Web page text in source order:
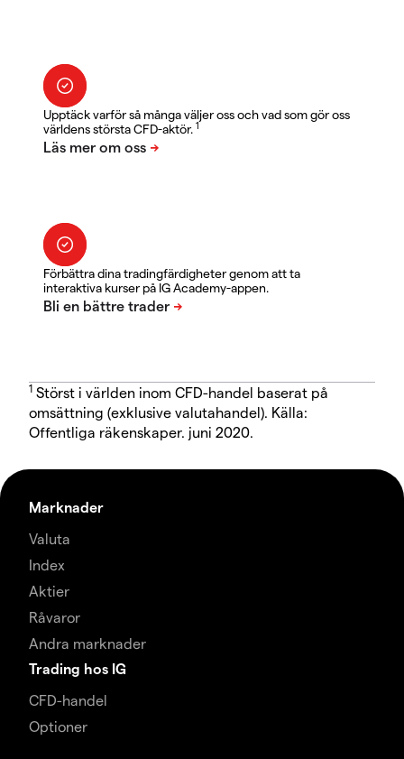
Upptäck varför så många väljer oss och vad som gör oss
världens största CFD-aktör. 1
Förbättra dina tradingfärdigheter genom att ta
interaktiva kurser på IG Academy-appen.
1 Störst i världen inom CFD-handel baserat på
omsättning (exklusive valutahandel). Källa:
Offentliga räkenskaper. juni 2020.
Marknader
Valuta
Index
Aktier
Råvaror
Andra marknader
Trading hos IG
CFD-handel
Optioner